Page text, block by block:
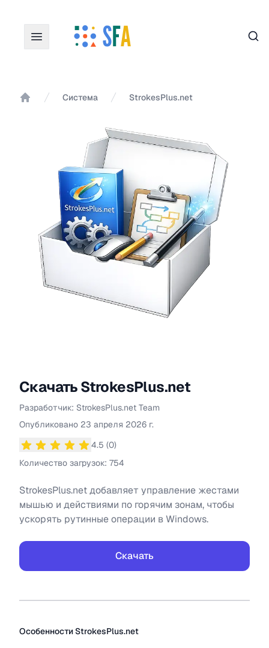
Система StrokesPlus.net
СкачатьStrokesPlus.net
Разработчик: StrokesPlus.net Team
Информация оStrokesPlus.net
Опубликовано 23 апреля 2026 г.
4.5 (0)
Средний рейтинг4.5из 5 звезд
Количество загрузок: 754
StrokesPlus.net добавляет управление жестами
мышью и действиями по горячим зонам, чтобы
ускорять рутинные операции в Windows.
Скачать
ОсобенностиStrokesPlus.net